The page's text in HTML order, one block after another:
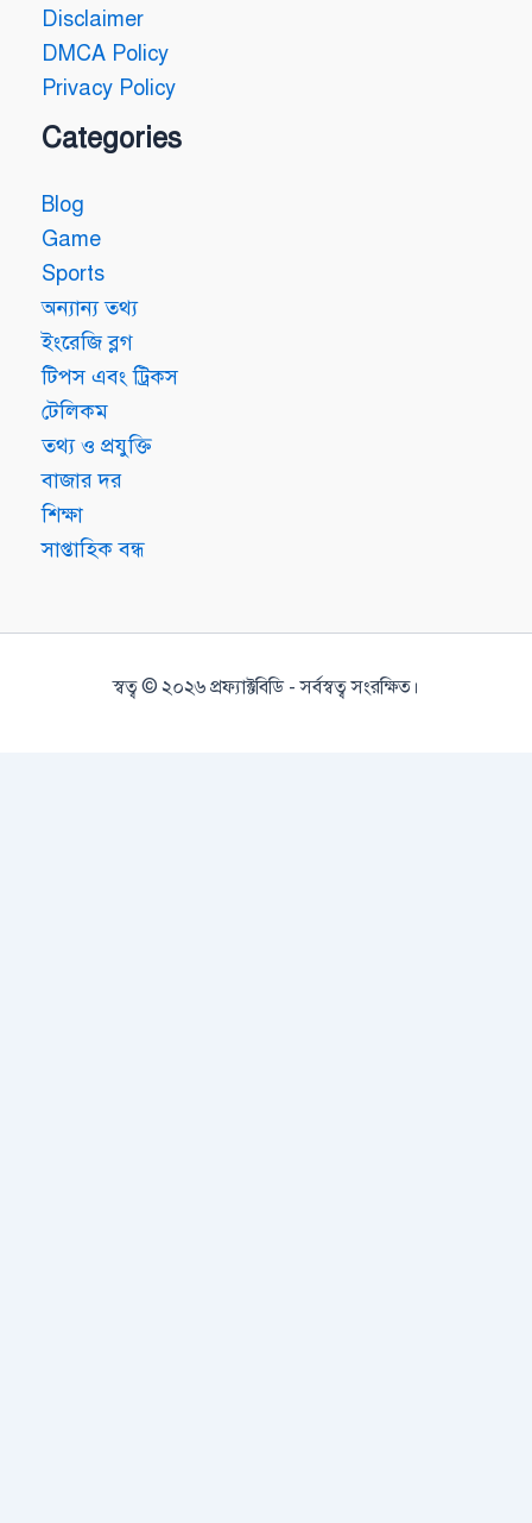
Disclaimer
DMCA Policy
Privacy Policy
Categories
Blog
Game
Sports
অন্যান্য তথ্য
ইংরেজি ব্লগ
টিপস এবং ট্রিকস
টেলিকম
তথ্য ও প্রযুক্তি
বাজার দর
শিক্ষা
সাপ্তাহিক বন্ধ
স্বত্ব © ২০২৬ প্রফ্যাক্টবিডি - সর্বস্বত্ব সংরক্ষিত।